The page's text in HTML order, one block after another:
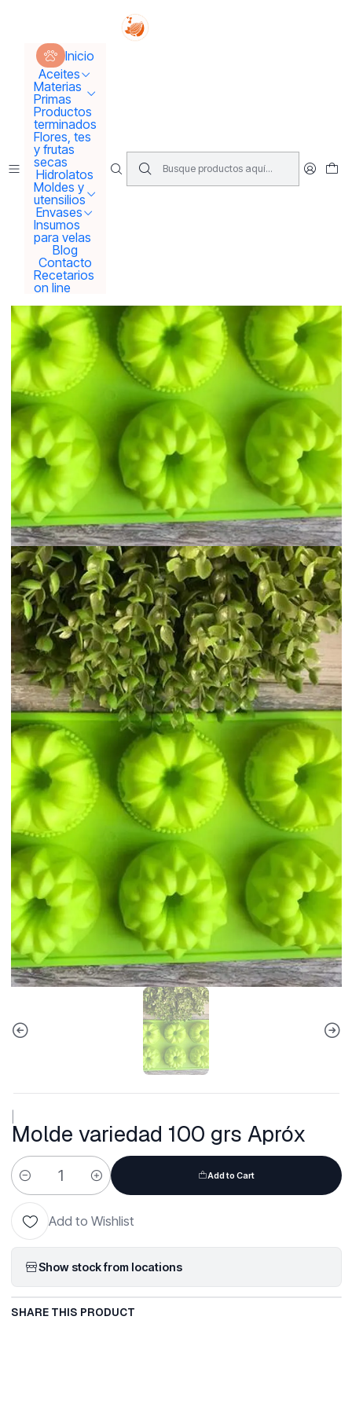
Inicio
Aceites
Materias
Primas
Productos
terminados
Flores, tes
y frutas
secas
Hidrolatos
Moldes y
utensilios
Envases
Insumos
para velas
Blog
Contacto
Recetarios
on line
Tus sueños se concretan aquí !!!
Molde variedad 100 grs Apróx
Quantity
Add to Cart
Add to Wishlist
Show stock from locations
SHARE THIS PRODUCT